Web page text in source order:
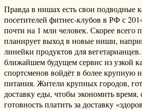
Правда в нишах есть свои подводные
посетителей фитнес-клубов в РФ с
почти на 1 млн человек. Скорее всего
планирует выход в новые ниши,
линейки продуктов для
ближайшем будущем сервис из узкой
спортсменов войдёт в более крупную
питания. Жители крупных городов,
доставку еды, чтобы экономить
готовность платить за доставку